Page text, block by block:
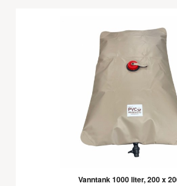
Vanntank 1000 liter, 200 x